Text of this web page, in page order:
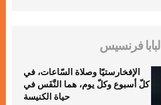
البابا فرنسيس
الإفخارستيّا وصلاة السّاعات، في
كلّ أسبوع وكلّ يوم، هما النَّفَس في
حياة الكنيسة